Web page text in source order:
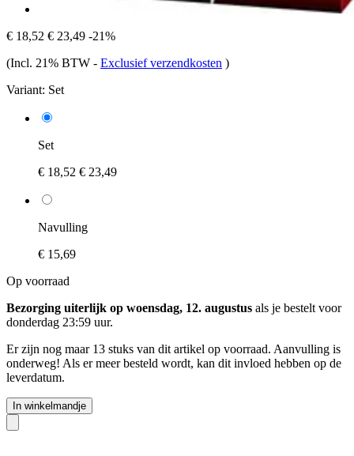
€ 18,52 € 23,49 -21%
(Incl. 21% BTW - Exclusief verzendkosten )
Variant: Set
Set
€ 18,52 € 23,49
Navulling
€ 15,69
Op voorraad
Bezorging uiterlijk op woensdag, 12. augustus als je bestelt voor
donderdag 23:59 uur.
Er zijn nog maar 13 stuks van dit artikel op voorraad. Aanvulling is
onderweg! Als er meer besteld wordt, kan dit invloed hebben op de
leverdatum.
In winkelmandje